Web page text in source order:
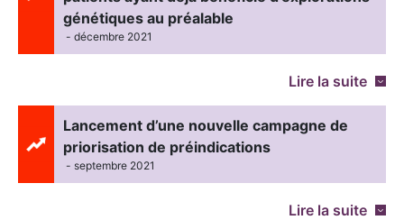
génétiques au préalable
- décembre 2021
Lire la suite
Lancement d’une nouvelle campagne de
priorisation de préindications
- septembre 2021
Lire la suite